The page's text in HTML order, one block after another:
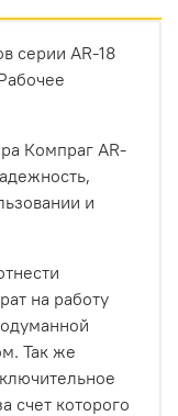
серии AR-18
Компраг AR-
и
на работу
Так же
счет которого